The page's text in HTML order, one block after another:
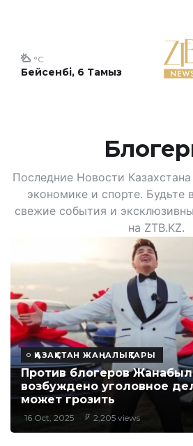
Бейсенбі, 6 Тамыз
°C
Последние Новости
экономике и спорте. Будьте
свежие события и
на ZTB.KZ.
ҚАЗАҚСТАН ЖАҢАЛЫҚТАРЫ
Против блогеров
возбуждено уголовное
может грозить
16 Oct, 2025 2,205 views